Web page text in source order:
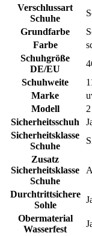
Verschlussart
Schuhe
Grundfarbe
Farbe
Schuhgröße
DE/EU
Schuhweite
Marke
Modell
Sicherheitsschuh
Sicherheitsklasse
Schuhe
Zusatz
Sicherheitsklasse
Schuhe
Durchtrittsichere
Sohle
Obermaterial
Wasserfest